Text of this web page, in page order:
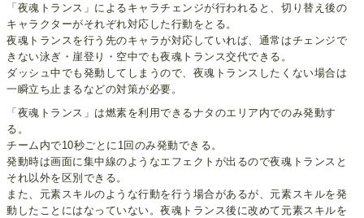
「夜魂トランス」によるキャラチェンジが行われると、切り替え後の
キャラクターがそれぞれ対応した行動をとる。
夜魂トランスを行う先のキャラが対応していれば、通常はチェンジで
きない泳ぎ・崖登り・空中でも夜魂トランス交代できる。
ダッシュ中でも発動してしまうので、夜魂トランスしたくない場合は
一瞬立ち止まるなどの対策が必要。
「夜魂トランス」は燃素を利用できるナタのエリア内でのみ発動す
る。
チーム内で10秒ごとに1回のみ発動できる。
発動時は画面に集中線のようなエフェクトが出るので夜魂トランスと
それ以外を区別できる。
また、元素スキルのような行動を行う場合があるが、元素スキルを発
動したことにはなっていない。夜魂トランス後に改めて元素スキルを